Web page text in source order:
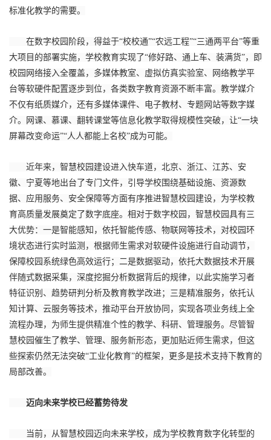
标准化教学的需要。
在数字校园阶段，得益于“校校通”“农远工程”“三通两平台”等重
大项目的部署实施，学校教育实现了“修好路、通上车、装满货”，即
校园网络接入全覆盖，多媒体教室、虚拟仿真实验室、网络教学平
台等软硬件配置逐步到位，各类数字教育资源不断丰富。教学媒介
不仅有纸质媒介，还有多媒体课件、电子教材、专题网站等数字媒
介。网课、慕课、翻转课堂等信息化教学取得规模性突破，让“一块
屏幕改变命运”“人人都能上名校”成为可能。
近年来，智慧校园建设进入快车道，北京、浙江、江苏、安
徽、宁夏等地出台了专门文件，引导学校围绕基础设施、资源数
据、应用服务、安全保障等方面有序推进智慧校园建设，为学校教
育高质量发展奠定了数字底座。相对于数字校园，智慧校园具有三
大优势：一是智能感知，依托智能传感、物联网等技术，对校园环
境状态进行实时监测，根据师生需求对软硬件设施进行自动调节，
保障校园系统绿色高效运行；二是数据驱动，依托大数据技术开展
伴随式数据采集，深度挖掘分析数据背后的规律，以此实施学习者
特征识别、趋势研判分析及教育教学改进；三是精准服务，依托认
知计算、云服务等技术，推动平台开放协同，实现各项业务线上全
流程办理，为师生提供精准个性的教学、科研、管理服务。尽管智
慧校园催生了教学、管理、服务新形态，更加贴近师生需求，但这
些探索仍然无法突破“工业化教育”的框架，更多是技术支持下教育的
局部改善。
迈向未来学校已经蓄势待发
当前，从智慧校园迈向未来学校，成为学校教育数字化转型的